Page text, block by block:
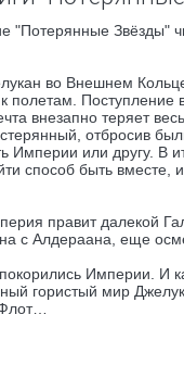
"Потерянные Звёзды"
во Внешнем
полетам.
внезапно теряет
отбросив
или другу. В
способ быть вместе,
правит далекой
с Алдераана, еще
Империи. И
гористый мир